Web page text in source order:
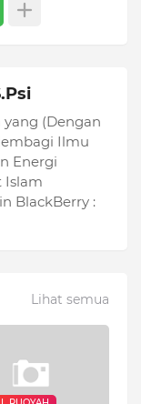
yang (Dengan
Ilmu
Energi
Islam
BlackBerry :
Lihat semua